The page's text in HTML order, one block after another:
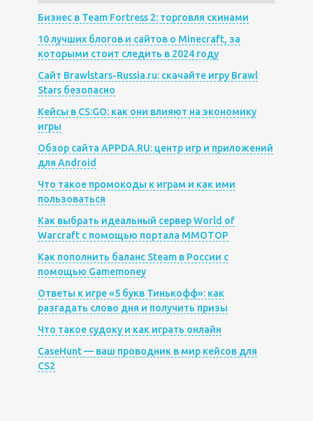
Бизнес в Team Fortress 2: торговля скинами
10 лучших блогов и сайтов о Minecraft, за
которыми стоит следить в 2024 году
Сайт Brawlstars-Russia.ru: скачайте игру Brawl
Stars безопасно
Кейсы в CS:GO: как они влияют на экономику
игры
Обзор сайта APPDA.RU: центр игр и приложений
для Android
Что такое промокоды к играм и как ими
пользоваться
Как выбрать идеальный сервер World of
Warcraft с помощью портала MMOTOP
Как пополнить баланс Steam в России с
помощью Gamemoney
Ответы к игре «5 букв Тинькофф»: как
разгадать слово дня и получить призы
Что такое судоку и как играть онлайн
CaseHunt — ваш проводник в мир кейсов для
CS2